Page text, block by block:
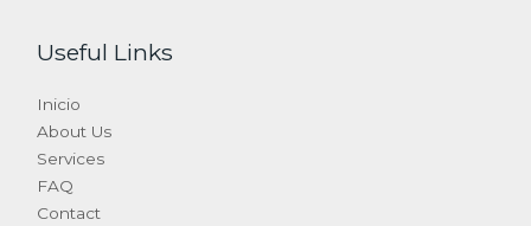
Useful Links
Inicio
About Us
Services
FAQ
Contact